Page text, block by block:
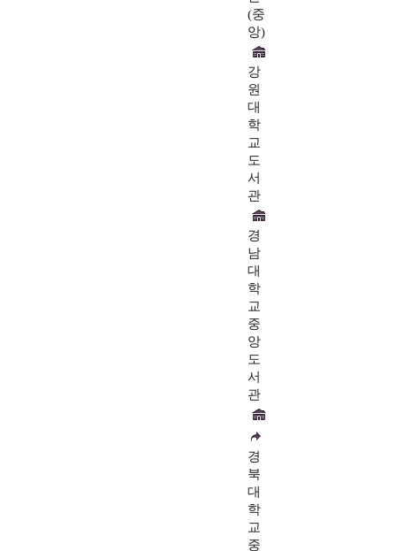
(중
앙)
강
원
대
학
교
도
서
관
경
남
대
학
교
중
앙
도
서
관
경
북
대
학
교
중